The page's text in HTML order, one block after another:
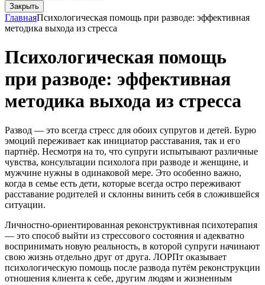
Закрыть
ГлавнаяПсихологическая помощь при разводе: эффективная
методика выхода из стресса
Психологическая помощь
при разводе: эффективная
методика выхода из стресса
Развод — это всегда стресс для обоих супругов и детей. Бурю
эмоций переживает как инициатор расставания, так и его
партнёр. Несмотря на то, что супруги испытывают различные
чувства, консультации психолога при разводе и женщине, и
мужчине нужны в одинаковой мере. Это особенно важно,
когда в семье есть дети, которые всегда остро переживают
расставание родителей и склонны винить себя в сложившейся
ситуации.
Личностно-ориентированная реконструктивная психотерапия
— это способ выйти из стрессового состояния и адекватно
воспринимать новую реальность, в которой супруги начинают
свою жизнь отдельно друг от друга. ЛОРПт оказывает
психологическую помощь после развода путём реконструкции
отношения клиента к себе, другим людям и жизненным